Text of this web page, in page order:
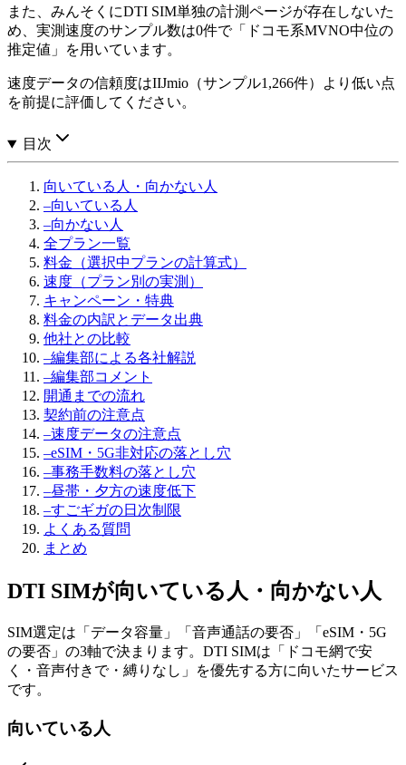
また、みんそくにDTI SIM単独の計測ページが存在しないた
め、実測速度のサンプル数は0件で「ドコモ系MVNO中位の
推定値」を用いています。
速度データの信頼度はIIJmio（サンプル1,266件）より低い点
を前提に評価してください。
目次
向いている人・向かない人
–向いている人
–向かない人
全プラン一覧
料金（選択中プランの計算式）
速度（プラン別の実測）
キャンペーン・特典
料金の内訳とデータ出典
他社との比較
–編集部による各社解説
–編集部コメント
開通までの流れ
契約前の注意点
–速度データの注意点
–eSIM・5G非対応の落とし穴
–事務手数料の落とし穴
–昼帯・夕方の速度低下
–すごギガの日次制限
よくある質問
まとめ
DTI SIMが向いている人・向かない人
SIM選定は「データ容量」「音声通話の要否」「eSIM・5G
の要否」の3軸で決まります。DTI SIMは「ドコモ網で安
く・音声付きで・縛りなし」を優先する方に向いたサービス
です。
向いている人